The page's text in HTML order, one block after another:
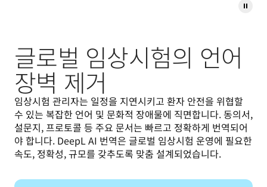
글로벌 임상시험의 언어
장벽 제거
임상시험 관리자는 일정을 지연시키고 환자 안전을 위협할
수 있는 복잡한 언어 및 문화적 장애물에 직면합니다. 동의서,
설문지, 프로토콜 등 주요 문서는 빠르고 정확하게 번역되어
야 합니다. DeepL AI 번역은 글로벌 임상시험 운영에 필요한
속도, 정확성, 규모를 갖추도록 맞춤 설계되었습니다.